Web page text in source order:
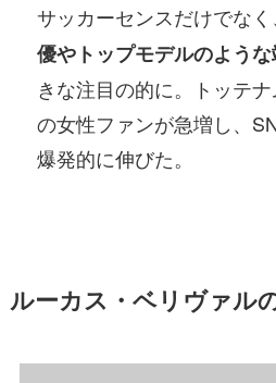
サッカーセンスだけでな
優やトップモデルのよう
きな注目の的に。トッテ
の女性ファンが急増し、
爆発的に伸びた。
ルーカス・ベリヴァル